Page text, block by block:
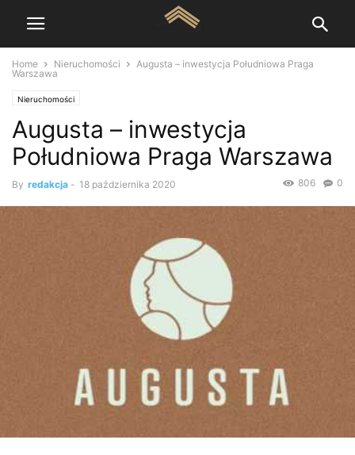
Home Nieruchomości
Augusta – inwestycja Południowa Praga
Warszawa
Nieruchomości
Augusta – inwestycja
Południowa Praga Warszawa
By redakcja - 18 października 2020 0
806